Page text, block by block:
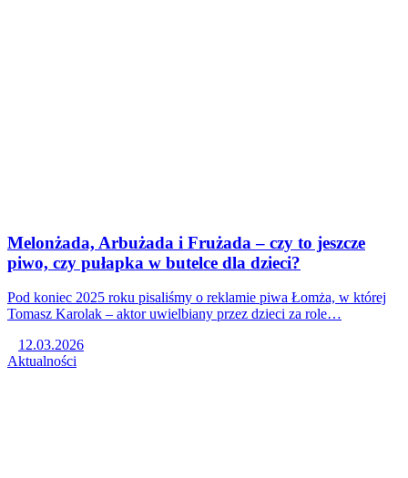
Melonżada, Arbużada i Frużada – czy to jeszcze
piwo, czy pułapka w butelce dla dzieci?
Pod koniec 2025 roku pisaliśmy o reklamie piwa Łomża, w której
Tomasz Karolak – aktor uwielbiany przez dzieci za role…
12.03.2026
Aktualności